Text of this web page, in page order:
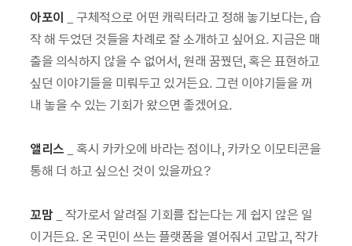
아포이 _ 구체적으로 어떤 캐릭터라고 정해 놓기보다는, 습
작 해 두었던 것들을 차례로 잘 소개하고 싶어요. 지금은 매
출을 의식하지 않을 수 없어서, 원래 꿈꿨던, 혹은 표현하고
싶던 이야기들을 미뤄두고 있거든요. 그런 이야기들을 꺼
내 놓을 수 있는 기회가 왔으면 좋겠어요.
앨리스 _ 혹시 카카오에 바라는 점이나, 카카오 이모티콘을
통해 더 하고 싶으신 것이 있을까요?
꼬맘 _ 작가로서 알려질 기회를 잡는다는 게 쉽지 않은 일
이거든요. 온 국민이 쓰는 플랫폼을 열어줘서 고맙고, 작가